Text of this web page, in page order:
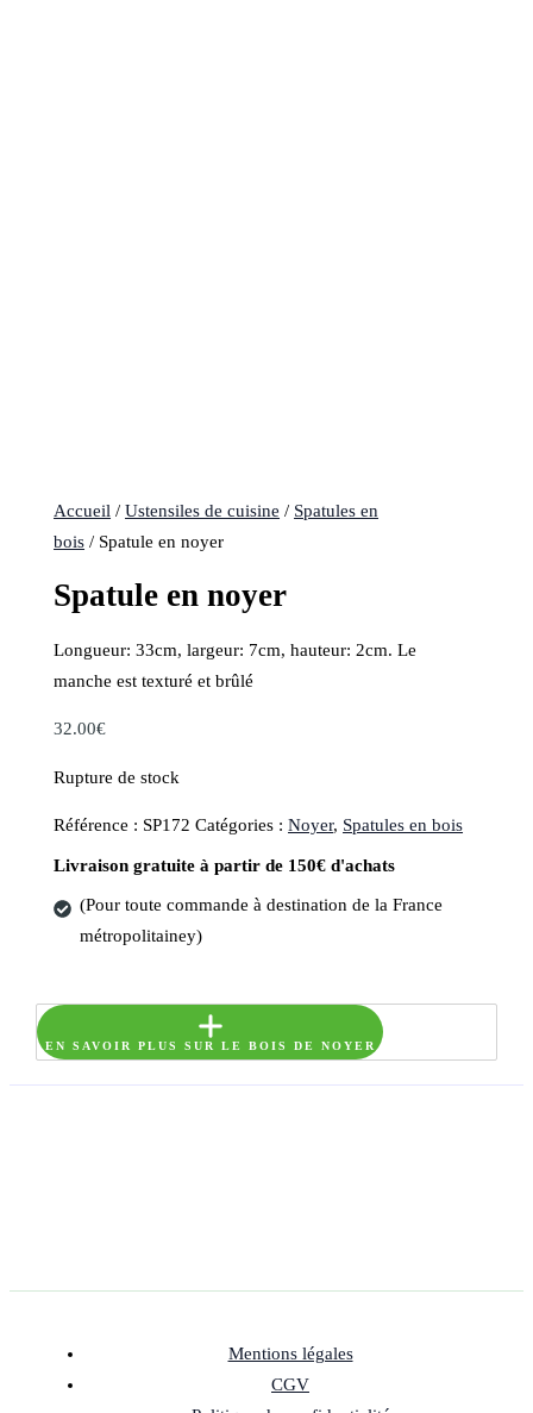
Accueil /Ustensiles de cuisine / Spatules en
bois / Spatule en noyer
Spatule en noyer
Longueur: 33cm, largeur: 7cm, hauteur: 2cm. Le
manche est texturé et brûlé
32.00€
Rupture de stock
Référence : SP172 Catégories :Noyer, Spatules en bois
Livraison gratuite à partir de 150€ d'achats
(Pour toute commande à destination de la France
métropolitainey)
EN SAVOIR PLUS SUR LE BOIS DE NOYER
Mentions légales
CGV